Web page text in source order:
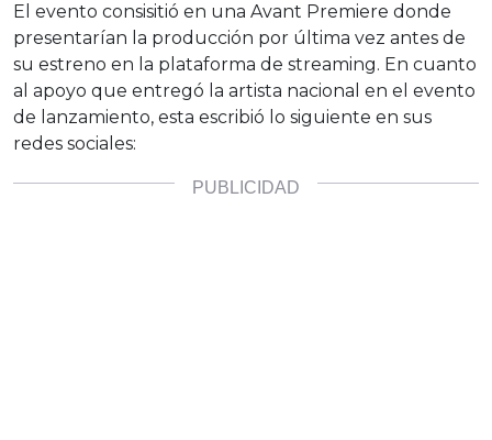
El evento consisitió en una Avant Premiere donde
presentarían la producción por última vez antes de
su estreno en la plataforma de streaming. En cuanto
al apoyo que entregó la artista nacional en el evento
de lanzamiento, esta escribió lo siguiente en sus
redes sociales: